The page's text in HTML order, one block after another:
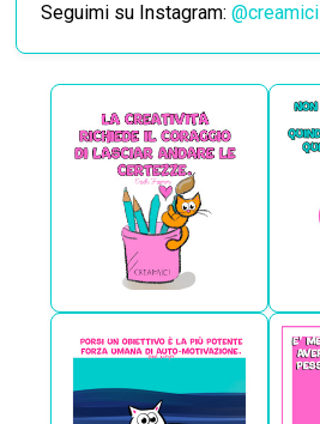
Seguimi su Instagram:@creamici